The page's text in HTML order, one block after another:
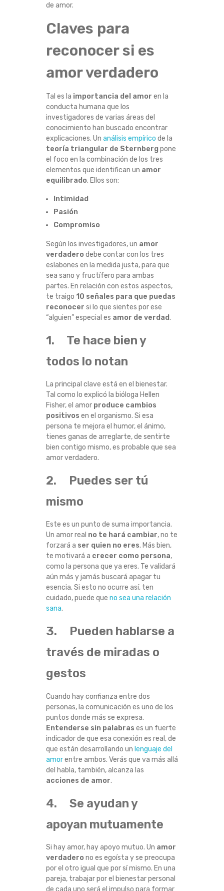
de amor.
Claves para
reconocer si es
amor verdadero
Tal es la importancia del amor en la
conducta humana que los
investigadores de varias áreas del
conocimiento han buscado encontrar
explicaciones. Un análisis empírico de la
teoría triangular de Sternberg pone
el foco en la combinación de los tres
elementos que identifican un amor
equilibrado. Ellos son:
Intimidad
Pasión
Compromiso
Según los investigadores, un amor
verdadero debe contar con los tres
eslabones en la medida justa, para que
sea sano y fructífero para ambas
partes. En relación con estos aspectos,
te traigo 10 señales para que puedas
reconocer si lo que sientes por ese
“alguien” especial es amor de verdad.
1. Te hace bien y
todos lo notan
La principal clave está en el bienestar.
Tal como lo explicó la bióloga Hellen
Fisher, el amorproduce cambios
positivos en el organismo. Si esa
persona te mejora el humor, el ánimo,
tienes ganas de arreglarte, de sentirte
bien contigo mismo, es probable que sea
amor verdadero.
2. Puedes ser tú
mismo
Este es un punto de suma importancia.
Un amor real no te hará cambiar, no te
forzará a ser quien no eres. Más bien,
te motivará a crecer como persona,
como la persona que ya eres. Te validará
aún más y jamás buscará apagar tu
esencia. Si esto no ocurre así, ten
cuidado, puede que no sea una relación
sana.
3. Pueden hablarse a
través de miradas o
gestos
Cuando hay confianza entre dos
personas, la comunicación es uno de los
puntos donde más se expresa.
Entenderse sin palabras es un fuerte
indicador de que esa conexión es real, de
que están desarrollando un lenguaje del
amorentre ambos. Verás que va más allá
del habla, también, alcanza las
acciones de amor.
4. Se ayudan y
apoyan mutuamente
Si hay amor, hay apoyo mutuo. Un amor
verdadero no es egoísta y se preocupa
por el otro igual que por sí mismo. En una
pareja, trabajar por el bienestar personal
de cada uno será el impulso para formar